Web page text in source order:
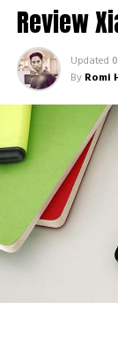
Review
Updated
By Romi